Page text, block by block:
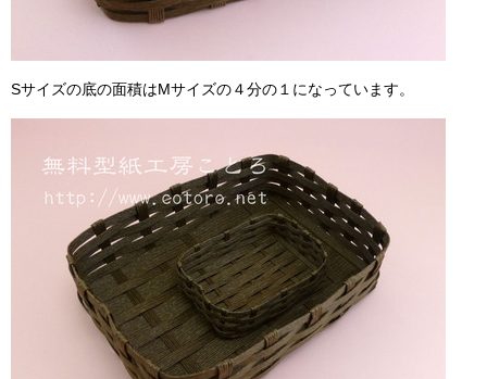
Sサイズの底の面積はMサイズの４分の１になっています。